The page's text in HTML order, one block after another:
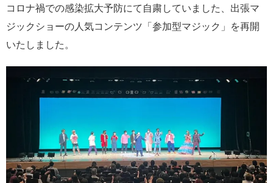
コロナ禍での感染拡大予防にて自粛していました、出張マ
ジックショーの人気コンテンツ「参加型マジック」を再開
いたしました。